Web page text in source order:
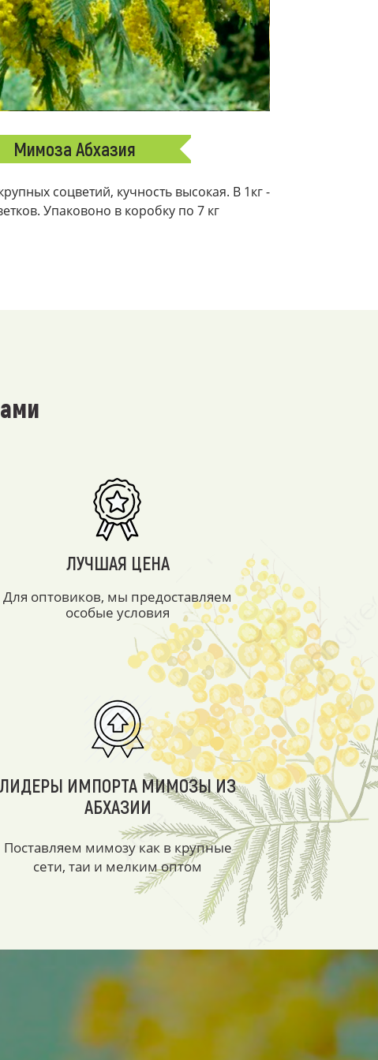
Мимоза Абхазия
соцветий, кучность высокая. В 1кг -
Упаковоно в коробку по 7 кг
ЛУЧШАЯ ЦЕНА
Для оптовиков, мы предоставляем
особые условия
ЛИДЕРЫ ИМПОРТА МИМОЗЫ ИЗ
АБХАЗИИ
Поставляем мимозу как в крупные
сети, таи и мелким оптом